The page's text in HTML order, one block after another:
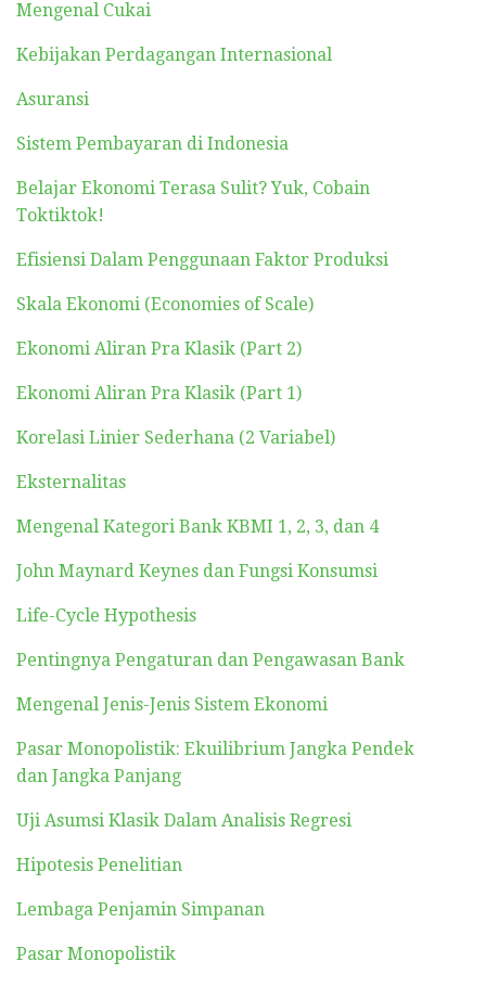
Mengenal Cukai
Kebijakan Perdagangan Internasional
Asuransi
Sistem Pembayaran di Indonesia
Belajar Ekonomi Terasa Sulit? Yuk, Cobain
Toktiktok!
Efisiensi Dalam Penggunaan Faktor Produksi
Skala Ekonomi (Economies of Scale)
Ekonomi Aliran Pra Klasik (Part 2)
Ekonomi Aliran Pra Klasik (Part 1)
Korelasi Linier Sederhana (2 Variabel)
Eksternalitas
Mengenal Kategori Bank KBMI 1, 2, 3, dan 4
John Maynard Keynes dan Fungsi Konsumsi
Life-Cycle Hypothesis
Pentingnya Pengaturan dan Pengawasan Bank
Mengenal Jenis-Jenis Sistem Ekonomi
Pasar Monopolistik: Ekuilibrium Jangka Pendek
dan Jangka Panjang
Uji Asumsi Klasik Dalam Analisis Regresi
Hipotesis Penelitian
Lembaga Penjamin Simpanan
Pasar Monopolistik